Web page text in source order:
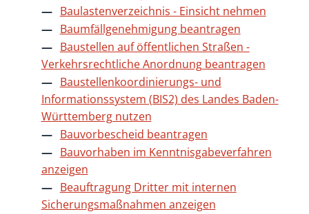
Baulastenverzeichnis - Einsicht nehmen
Baumfällgenehmigung beantragen
Baustellen auf öffentlichen Straßen -
Verkehrsrechtliche Anordnung beantragen
Baustellenkoordinierungs- und
Informationssystem (BIS2) des Landes Baden-
Württemberg nutzen
Bauvorbescheid beantragen
Bauvorhaben im Kenntnisgabeverfahren
anzeigen
Beauftragung Dritter mit internen
Sicherungsmaßnahmen anzeigen